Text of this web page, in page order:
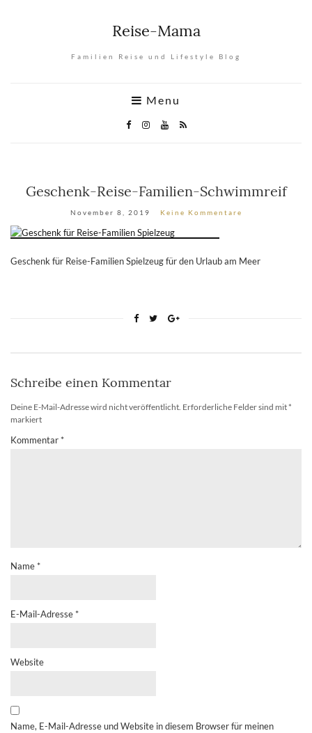
Reise-Mama
Familien Reise und Lifestyle Blog
Menu
Geschenk-Reise-Familien-Schwimmreif
November 8, 2019 Keine Kommentare
Geschenk für Reise-Familien Spielzeug für den Urlaub am Meer
Schreibe einen Kommentar
Deine E-Mail-Adresse wird nicht veröffentlicht. Erforderliche Felder sind mit *
markiert
Kommentar *
Name *
E-Mail-Adresse *
Website
Name, E-Mail-Adresse und Website in diesem Browser für meinen